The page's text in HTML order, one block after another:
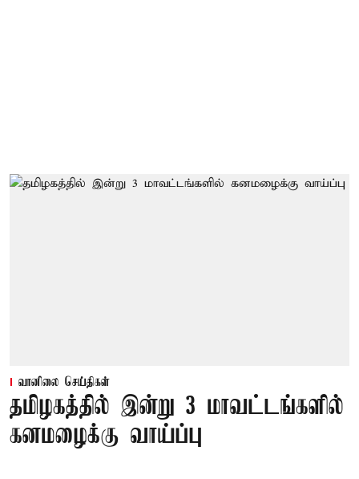
வானிலை செய்திகள்
தமிழகத்தில் இன்று 3 மாவட்டங்களில்
கனமழைக்கு வாய்ப்பு